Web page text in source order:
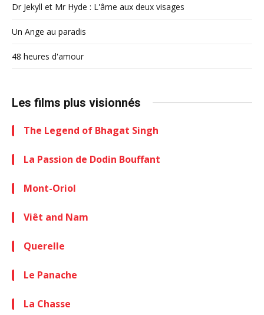
Dr Jekyll et Mr Hyde : L'âme aux deux visages
Un Ange au paradis
48 heures d'amour
Les films plus visionnés
The Legend of Bhagat Singh
La Passion de Dodin Bouffant
Mont-Oriol
Viêt and Nam
Querelle
Le Panache
La Chasse